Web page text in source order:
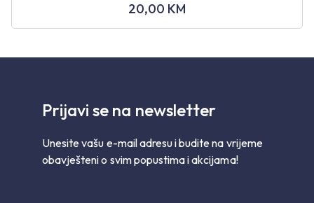
20,00 KM
Prijavi se na newsletter
Unesite vašu e-mail adresu i budite na vrijeme
obavješteni o svim popustima i akcijama!